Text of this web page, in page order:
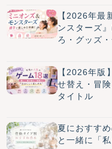
【2026年最
ンスターズ
ろ・グッズ
【2026年版
せ替え・冒
タイトル
夏におすす
と一緒に「